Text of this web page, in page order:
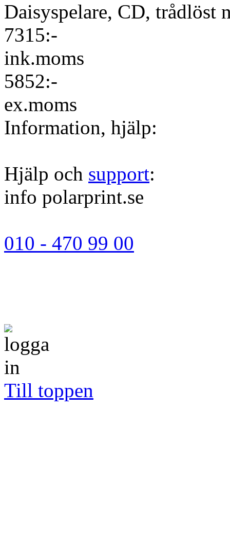
Daisyspelare, CD,
7315:-
ink.moms
5852:-
ex.moms
Information, hjälp:
Hjälp och support:
info polarprint.se
010 - 470 99 00
Till toppen